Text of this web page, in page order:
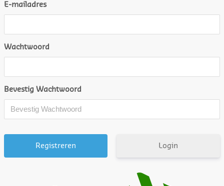
E-mailadres
Wachtwoord
Bevestig Wachtwoord
Login